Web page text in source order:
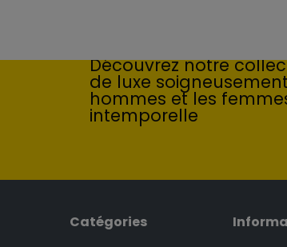
Découvrez notre
de luxe
hommes et les
intemporelle
Catégories